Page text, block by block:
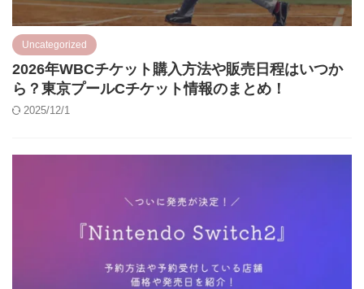
Uncategorized
2026年WBCチケット購入方法や販売日程はいつか
ら？東京プールCチケット情報のまとめ！
2025/12/1